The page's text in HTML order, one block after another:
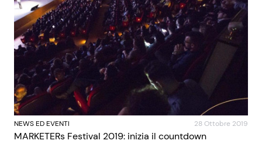
NEWS ED EVENTI 28 Ottobre 2019
MARKETERs Festival 2019: inizia il countdown